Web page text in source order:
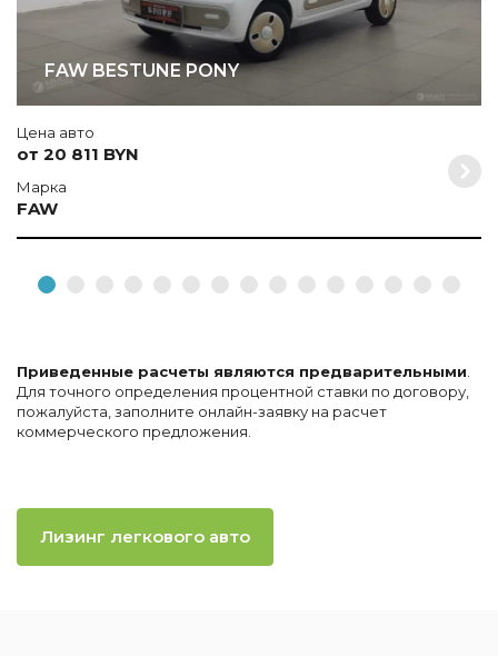
FAW BESTUNE PONY
Цена авто
от 20 811 BYN
Марка
FAW
Приведенные расчеты являются предварительными
Для точного определения процентной ставки по договору,
пожалуйста, заполните онлайн-заявку на расчет
коммерческого предложения.
Лизинг легкового авто